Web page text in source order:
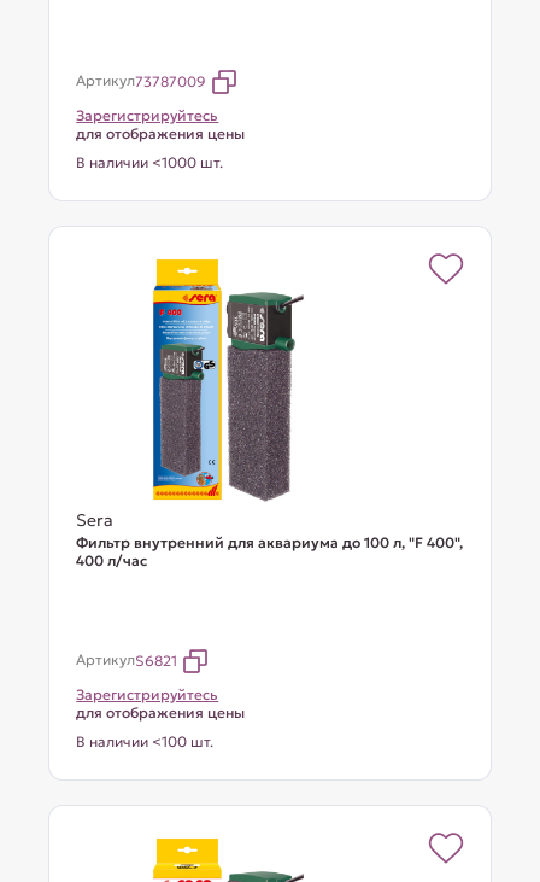
Артикул73787009
Зарегистрируйтесь
для отображения цены
В наличии <1000 шт.
Sera
Фильтр внутренний для аквариума до 100 л, "F 400",
400 л/час
АртикулS6821
Зарегистрируйтесь
для отображения цены
В наличии <100 шт.